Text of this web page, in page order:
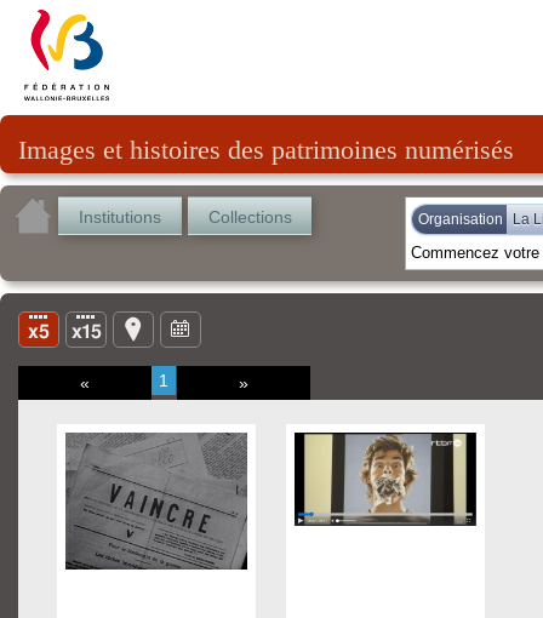
Images et histoires des patrimoines numérisés
Institutions Collections Organisation La
« 1 »